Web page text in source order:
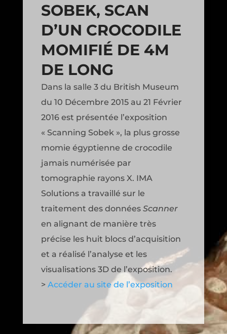
SOBEK, SCAN
D’UN CROCODILE
MOMIFIÉ DE 4M
DE LONG
Dans la salle 3 du British Museum
du 10 Décembre 2015 au 21 Février
2016 est présentée l’exposition
« Scanning Sobek », la plus grosse
momie égyptienne de crocodile
jamais numérisée par
tomographie rayons X. IMA
Solutions a travaillé sur le
traitement des données Scanner
en alignant de manière très
précise les huit blocs d’acquisition
et a réalisé l’analyse et les
visualisations 3D de l’exposition.
> Accéder au site de l’exposition